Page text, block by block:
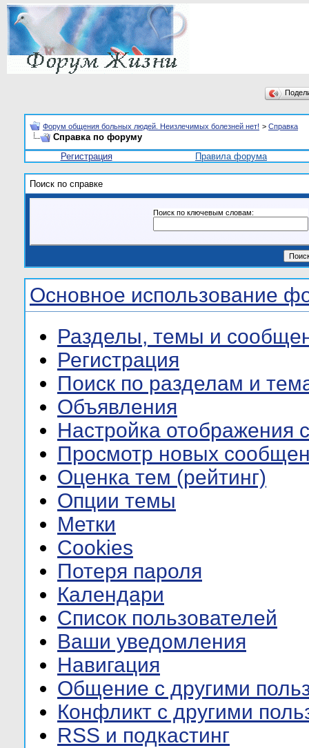
Форум общения больных людей. Неизлечимых болезней нет! > Справка
Справка по форуму
Регистрация
Правила форума
Поиск по справке
Поиск по ключевым словам:
Основное использование
Разделы, темы и
Регистрация
Поиск по разделам и
Объявления
Настройка отображения
Просмотр новых
Оценка тем (рейтинг)
Опции темы
Метки
Cookies
Потеря пароля
Календари
Список пользователей
Ваши уведомления
Навигация
Общение с другими
Конфликт с другими
RSS и подкастинг